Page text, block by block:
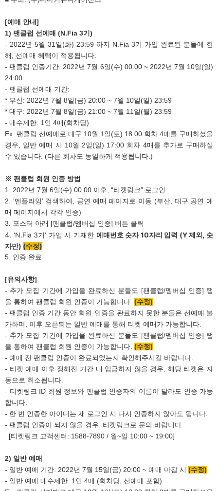
[예매 안내]
1) 팬클럽 선예매 (N.Fia 3기)
- 2022년 5월 31일(화) 23:59 까지 N.Fia 3기 가입 완료된 분들에 한
해, 선예매 혜택이 적용됩니다.
- 팬클럽 인증기간: 2022년 7월 6일(수) 00:00 ~ 2022년 7월 10일(일)
24:00
- 팬클럽 선예매 기간:
* 부산: 2022년 7월 8일(금) 20:00 ~ 7월 10일(일) 23:59
* 대구: 2022년 7월 8일(금) 21:00 ~ 7월 11일(월) 23:59
- 매수제한: 1인 4매(회차당)
Ex. 팬클럽 선예매로 대구 10월 1일(토) 18:00 회차 4매를 구매하셨을
경우, 일반 예매 시 10월 2일(일) 17:00 회차 4매를 추가로 구매하실
수 있습니다. (다른 회차도 동일하게 적용됩니다.)
※ 팬클럽 회원 인증 방법
1. 2022년 7월 6일(수) 00:00 이후, “티켓링크” 로그인
2. ‘엔플라잉’ 검색하여, 공연 예매 페이지로 이동 (부산, 대구 공연 예
매 페이지에서 각각 인증)
3. 포스터 아래 [팬클럽/멤버십 인증] 버튼 클릭
4. ‘N.Fia 3기’ 가입 시 기재한 예매번호 숫자 10자리 입력 (Y 제외, 숫
자만) (수정)
5. 인증 완료
[유의사항]
- 추가 모집 기간에 가입을 완료하신 분들도 [팬클럽/멤버십 인증] 탭
을 통하여 팬클럽 회원 인증이 가능합니다. (수정)
- 팬클럽 인증 기간 동안 회원 인증을 완료하지 못한 분들은 선예매 불
가하며, 이후 오픈되는 일반 예매를 통해 티켓 예매가 가능합니다.
- 추가 모집 기간에 가입을 완료하신 분들도 [팬클럽/멤버십 인증] 탭
을 통하여 팬클럽 회원 인증이 가능합니다. (수정)
- 예매 전 팬클럽 인증이 완료되었는지 확인해주시길 바랍니다.
- 티켓 예매 이후 정해진 기간 내 입금하지 않을 경우, 해당 티켓은 자
동으로 취소됩니다.
- 티켓링크 ID 회원 정보와 팬클럽 인증자의 이름이 달라도 인증 가능
합니다.
- 한 번 인증한 아이디는 재 로그인 시 다시 인증하지 않아도 됩니다.
- 팬클럽 인증이 되지 않을 경우, 티켓링크로 문의 바랍니다.
[티켓링크 고객센터: 1588-7890 / 월~일 10:00 ~ 19:00]
2) 일반 예매
- 일반 예매 기간: 2022년 7월 15일(금) 20:00 ~ 예매 마감 시 (수정)
- 일반 예매 매수제한: 1인 4매 (회차당, 선예매 포함)